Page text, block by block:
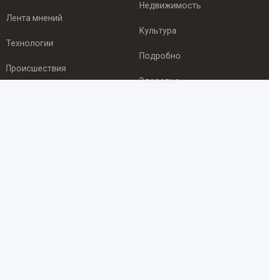
Лента мнений
Технологии
Происшествия
Недвижимость
Культура
Подробно
Здоровье